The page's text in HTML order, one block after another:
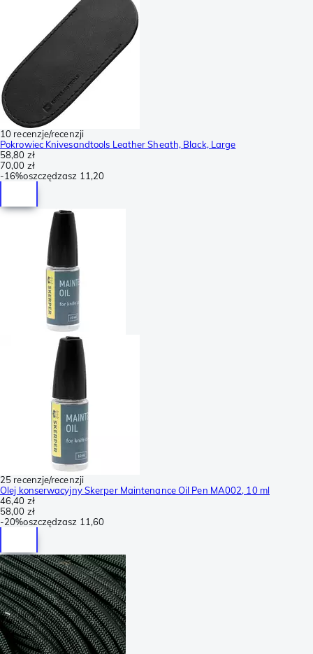
10 recenzje/recenzji
Pokrowiec Knivesandtools Leather Sheath, Black, Large
58,80 zł
70,00 zł
-16%oszczędzasz 11,20
25 recenzje/recenzji
Olej konserwacyjny Skerper Maintenance Oil Pen MA002, 10 ml
46,40 zł
58,00 zł
-20%oszczędzasz 11,60